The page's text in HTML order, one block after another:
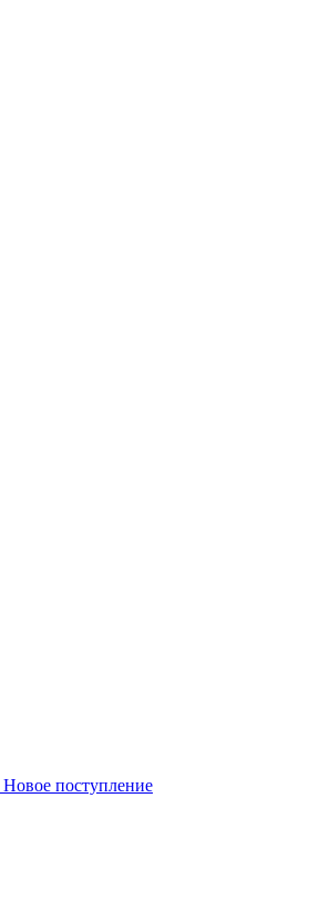
Новое поступление